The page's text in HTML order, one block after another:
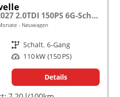
Life KR Modelljahr 2027 2.0TDI 150PS 6G-Schalt. SHZ/STHZ/KAMERA/TEMPOMAT/LED/SMARTLINK frei konfigurierbar!
Neuwagen
Getriebe Schalt. 6-Gang
Leistung 110 kW (150 PS)
Details